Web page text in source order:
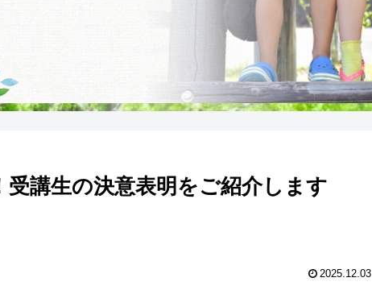
講生の決意表明をご紹介します
2025.12.03